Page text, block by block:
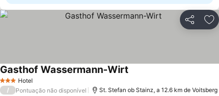
Partilhar
3 EstrelasHotel
Gasthof Wassermann-Wirt
/ Pontuação não disponível St. Stefan ob Stainz, a 12.6 km de Voitsberg